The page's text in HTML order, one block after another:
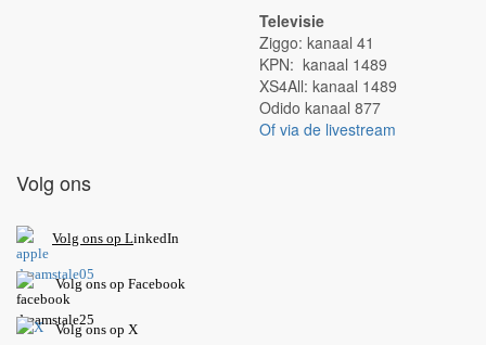
Televisie
Ziggo: kanaal 41
KPN: kanaal 1489
XS4All: kanaal 1489
Odido kanaal 877
Of via de livestream
Volg ons
Volg ons op LinkedIn
Volg ons op Facebook
Volg ons op X